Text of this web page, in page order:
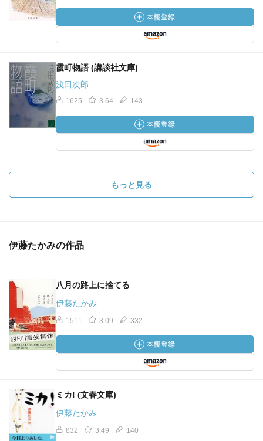
霞町物語 (講談社文庫)
浅田次郎
1625 3.64 143
もっと見る
伊藤たかみの作品
八月の路上に捨てる
伊藤たかみ
1511 3.09 332
ミカ! (文春文庫)
伊藤たかみ
832 3.49 140